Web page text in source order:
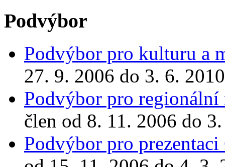
Podvýbor
Podvýbor pro kulturu a
27. 9. 2006 do 3. 6. 2010
Podvýbor pro
člen od 8. 11. 2006 do
Podvýbor pro